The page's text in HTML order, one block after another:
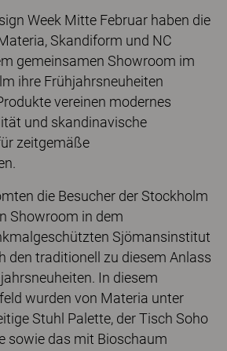
Week Mitte Februar haben die
Skandiform und NC
gemeinsamen Showroom im
ihre Frühjahrsneuheiten
vereinen modernes
und skandinavische
zeitgemäße
die Besucher der Stockholm
Showroom in dem
Sjömansinstitut
den traditionell zu diesem Anlass
In diesem
wurden von Materia unter
Stuhl Palette, der Tisch Soho
sowie das mit Bioschaum